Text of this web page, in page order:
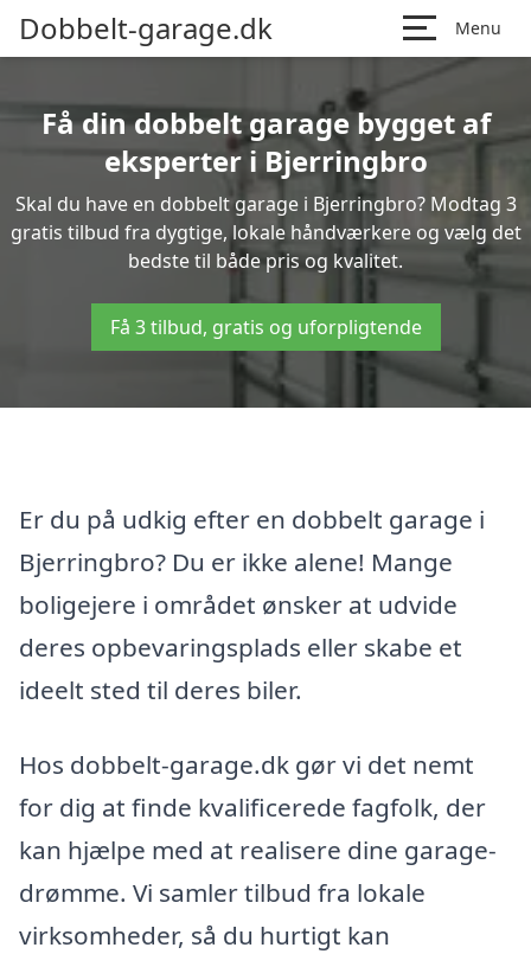
Dobbelt-garage.dk Menu
Få din dobbelt garage bygget af
eksperter i Bjerringbro
Skal du have en dobbelt garage i Bjerringbro? Modtag 3
gratis tilbud fra dygtige, lokale håndværkere og vælg det
bedste til både pris og kvalitet.
Få 3 tilbud, gratis og uforpligtende
Er du på udkig efter en dobbelt garage i
Bjerringbro? Du er ikke alene! Mange
boligejere i området ønsker at udvide
deres opbevaringsplads eller skabe et
ideelt sted til deres biler.
Hos dobbelt-garage.dk gør vi det nemt
for dig at finde kvalificerede fagfolk, der
kan hjælpe med at realisere dine garage-
drømme. Vi samler tilbud fra lokale
virksomheder, så du hurtigt kan